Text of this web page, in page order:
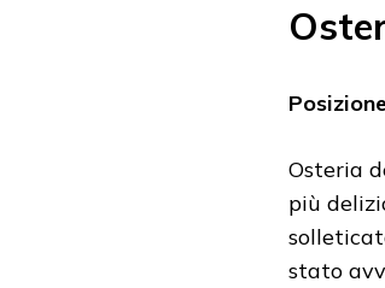
Osteria
più
stato